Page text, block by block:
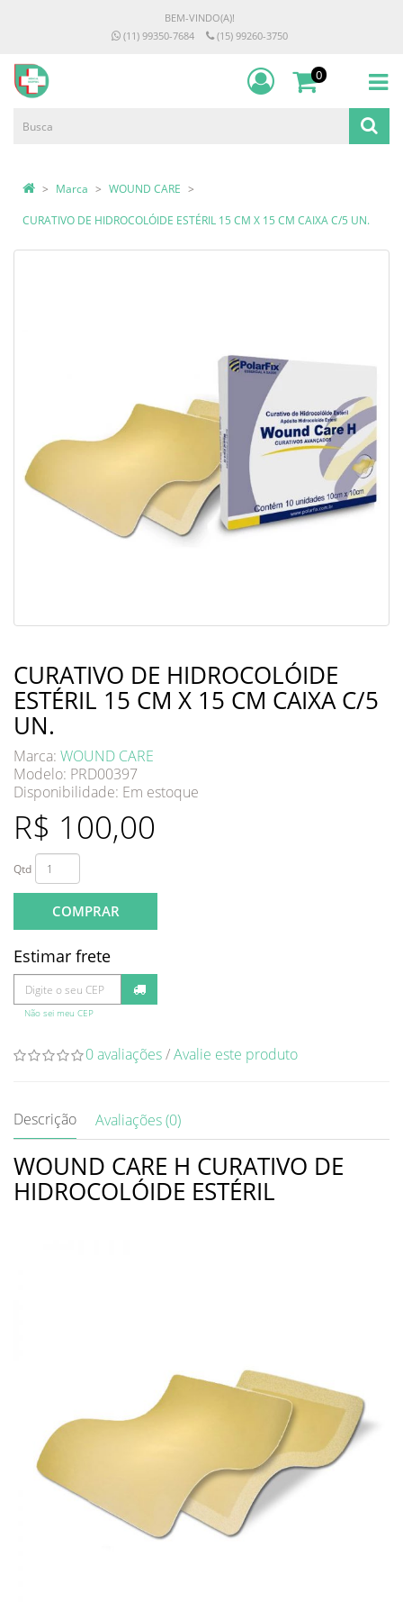
BEM-VINDO(A)!
(11) 99350-7684
(15) 99260-3750
0
Marca WOUND CARE
CURATIVO DE HIDROCOLÓIDE ESTÉRIL 15 CM X 15 CM CAIXA C/5 UN.
CURATIVO DE HIDROCOLÓIDE
ESTÉRIL 15 CM X 15 CM CAIXA C/5
UN.
Marca: WOUND CARE
Modelo: PRD00397
Disponibilidade: Em estoque
R$ 100,00
Qtd
COMPRAR
Estimar frete
Não sei meu CEP
0 avaliações/Avalie este produto
Descrição Avaliações (0)
WOUND CARE H CURATIVO DE
HIDROCOLÓIDE ESTÉRIL